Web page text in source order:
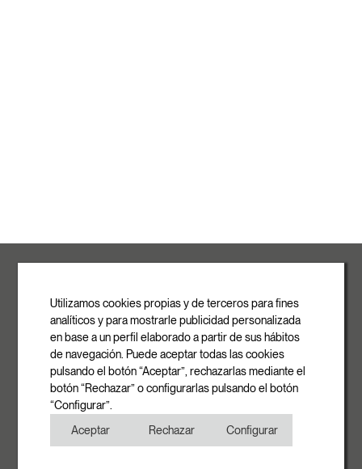
Ronda de la Font Grossa, 15 Pol. Ind. La Gavarra
08540 Centelles | Barcelona
E-mail
info@rovasi.com
Telèfon
+34 93 881 37 13
Utilizamos cookies propias y de terceros para fines
analíticos y para mostrarle publicidad personalizada
en base a un perfil elaborado a partir de sus hábitos
de navegación. Puede aceptar todas las cookies
pulsando el botón “Aceptar”, rechazarlas mediante el
botón “Rechazar” o configurarlas pulsando el botón
“Configurar”.
Aceptar
Rechazar Configurar